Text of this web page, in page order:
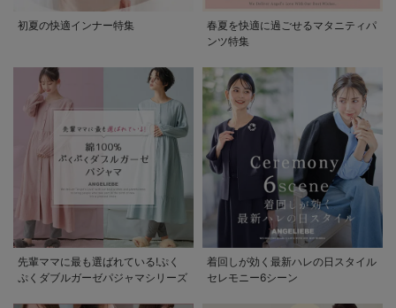
初夏の快適インナー特集
春夏を快適に過ごせるマタニティパ
ンツ特集
先輩ママに最も選ばれている!ぷく
ぷくダブルガーゼパジャマシリーズ
着回しが効く最新ハレの日スタイル
セレモニー6シーン